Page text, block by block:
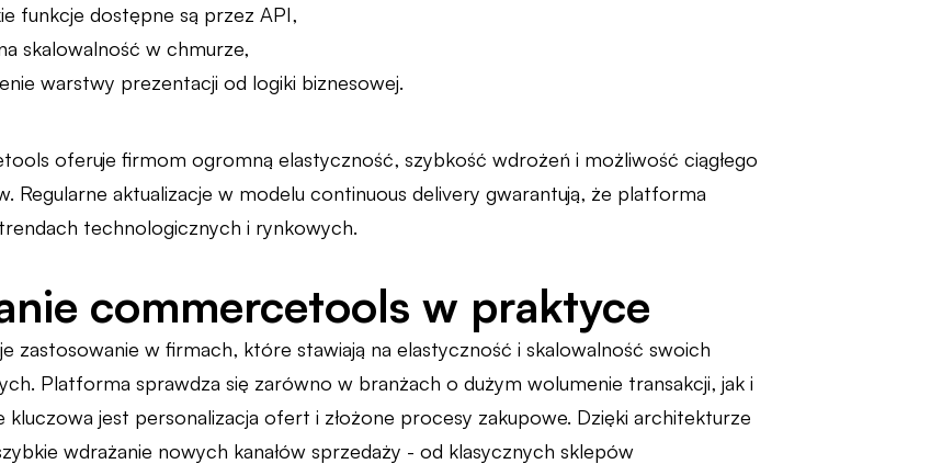
funkcje dostępne są przez API,
skalowalność w chmurze,
warstwy prezentacji od logiki biznesowej.
oferuje firmom ogromną elastyczność, szybkość wdrożeń i możliwość ciągłego
Regularne aktualizacje w modelu continuous delivery gwarantują, że platforma
technologicznych i rynkowych.
commercetools w praktyce
zastosowanie w firmach, które stawiają na elastyczność i skalowalność swoich
Platforma sprawdza się zarówno w branżach o dużym wolumenie transakcji, jak i
kluczowa jest personalizacja ofert i złożone procesy zakupowe. Dzięki architekturze
wdrażanie nowych kanałów sprzedaży - od klasycznych sklepów